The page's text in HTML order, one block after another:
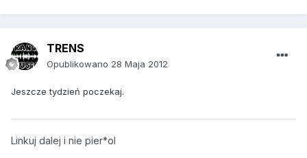
TRENS
Opublikowano 28 Maja 2012
Jeszcze tydzień poczekaj.
Linkuj dalej i nie pier*ol